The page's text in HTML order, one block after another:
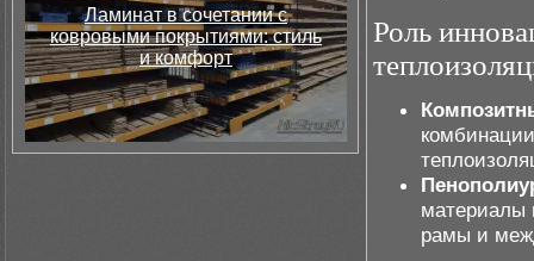
Ламинат в сочетании с
ковровыми покрытиями: стиль
и комфорт
Роль
материалы
рамы и